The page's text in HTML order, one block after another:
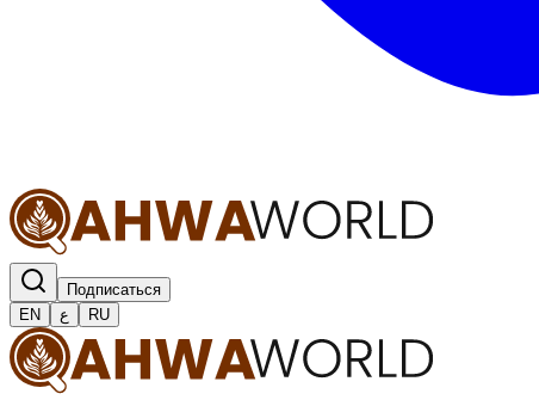
Подписаться
EN
ع RU